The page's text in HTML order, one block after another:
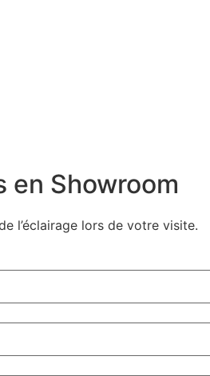
en Showroom
l’éclairage lors de votre visite.